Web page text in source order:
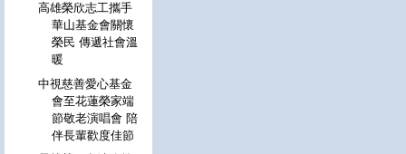
高雄榮欣志工攜手
華山基金會關懷
榮民 傳遞社會溫
暖
中視慈善愛心基金
會至花蓮榮家端
節敬老演唱會 陪
伴長輩歡度佳節